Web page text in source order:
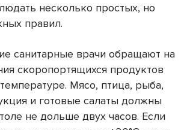
несколько простых, но
правил.
санитарные врачи обращают на
скоропортящихся продуктов
Мясо, птица, рыба,
и готовые салаты должны
не дольше двух часов. Если